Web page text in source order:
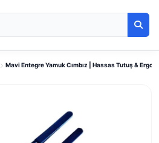
Mavi Entegre Yamuk Cımbız | Hassas Tutuş &